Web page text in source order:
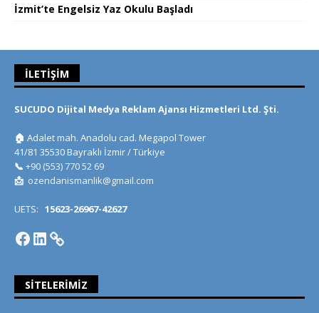
İzmit’te Engelsiz Yaz Okulu Başladı
İLETIŞIM
SUCUDO Dijital Medya Reklam Ajansı Hizmetleri Ltd. Şti.
🏠 Adalet mah. Anadolu cad. Megapol Tower
41/81 35530 Bayraklı İzmir / Türkiye
📞 +90 (553) 770 52 69
📩 ozendanismanlik@gmail.com
UETS: 15623-26967-42627
SITELERIMIZ